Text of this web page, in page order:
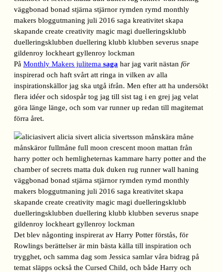
På Monthly Makers julitema saga har jag varit nästan för
inspirerad och haft svårt att ringa in vilken av alla
inspirationskällor jag ska utgå ifrån. Men efter att ha undersökt
flera idéer och sidospår tog jag till sist tag i en grej jag velat
göra länge länge, och som var runner up redan till magitemat
förra året.
Det blev någonting inspirerat av Harry Potter förstås, för
Rowlings berättelser är min bästa källa till inspiration och
trygghet, och samma dag som Jessica samlar våra bidrag på
temat släpps också the Cursed Child, och både Harry och